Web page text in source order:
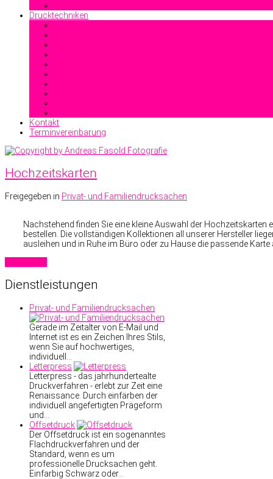
Drucktechniken
Kontakt
Terminvereinbarung
Hochzeitskarten
Freigegeben in Privat- und Familiendrucksachen
Nachstehend finden Sie eine kleine Auswahl der
bestellen. Die vollständigen Kollektionen all unserer Hersteller
ausleihen und in Ruhe im Büro oder zu Hause die passende
Dienstleistungen
Privat- und Familiendrucksachen
Gerade im Zeitalter von E-Mail und
Internet ist es ein Zeichen Ihres Stils,
wenn Sie auf hochwertiges,
individuell…
Letterpress
Letterpress - das jahrhundertealte
Druckverfahren - erlebt zur Zeit eine
Renaissance. Durch einfärben der
individuell angefertigten Prägeform
und…
Offsetdruck
Der Offsetdruck ist ein sogenanntes
Flachdruckverfahren und der
Standard, wenn es um
professionelle Drucksachen geht.
Einfarbig Schwarz oder…